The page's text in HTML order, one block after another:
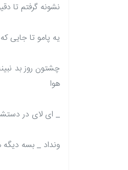
نشونه گرفتم تا
یه پامو تا جایی
چشتون روز بد
هوا
_ ای لای در
ونداد _ بسه